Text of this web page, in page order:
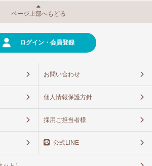
ページ上部へもどる
ログイン・会員登録
お問い合わせ
個人情報保護方針
採用ご担当者様
公式LINE